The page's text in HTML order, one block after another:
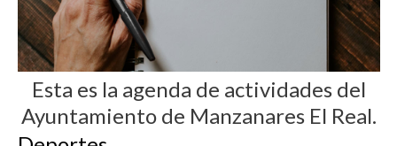
Esta es la agenda de actividades del
Ayuntamiento de Manzanares El Real.